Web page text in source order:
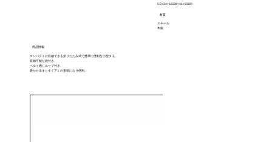
商品情報
コンパクトに収納できる折りたたみ式で携帯に便利な小型タモ。
収納可能な袋付き。
ベルト通しループ付き。
袋から出すとすぐアミの形状になり便利。
5.5×24×6.5/38×41×23/30
材質
スチール
木製